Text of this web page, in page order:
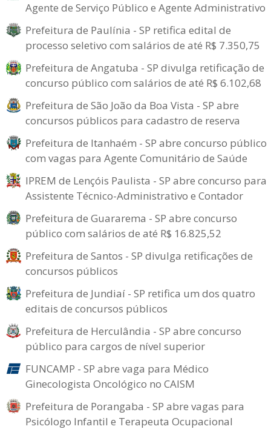
Agente de Serviço Público e Agente Administrativo
Prefeitura de Paulínia - SP retifica edital de
processo seletivo com salários de até R$ 7.350,75
Prefeitura de Angatuba - SP divulga retificação de
concurso público com salários de até R$ 6.102,68
Prefeitura de São João da Boa Vista - SP abre
concursos públicos para cadastro de reserva
Prefeitura de Itanhaém - SP abre concurso público
com vagas para Agente Comunitário de Saúde
IPREM de Lençóis Paulista - SP abre concurso para
Assistente Técnico-Administrativo e Contador
Prefeitura de Guararema - SP abre concurso
público com salários de até R$ 16.825,52
Prefeitura de Santos - SP divulga retificações de
concursos públicos
Prefeitura de Jundiaí - SP retifica um dos quatro
editais de concursos públicos
Prefeitura de Herculândia - SP abre concurso
público para cargos de nível superior
FUNCAMP - SP abre vaga para Médico
Ginecologista Oncológico no CAISM
Prefeitura de Porangaba - SP abre vagas para
Psicólogo Infantil e Terapeuta Ocupacional